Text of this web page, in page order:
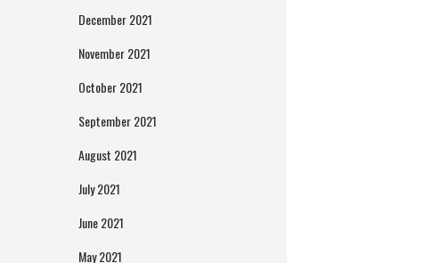
December 2021
November 2021
October 2021
September 2021
August 2021
July 2021
June 2021
May 2021